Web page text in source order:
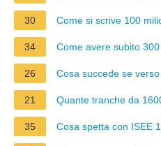
30 Come si scrive 100
34 Come avere subito
26 Cosa succede se
21 Quante tranche da
35 Cosa spetta con ISEE